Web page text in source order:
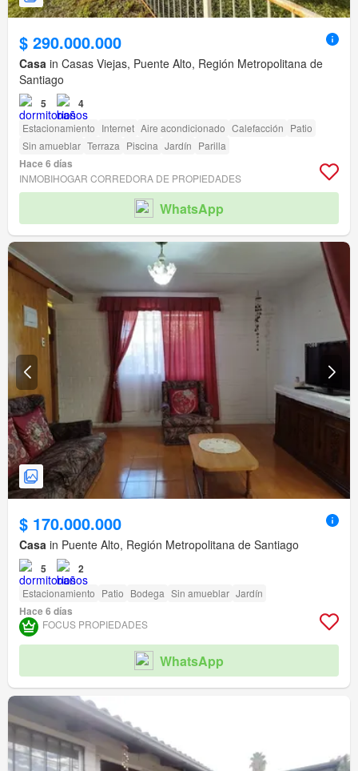
$ 290.000.000
Casa in Casas Viejas, Puente Alto, Región Metropolitana de
Santiago
5 4
Estacionamiento Internet Aire acondicionado Calefacción Patio
Sin amueblar Terraza Piscina Jardín Parilla
Hace 6 días
INMOBIHOGAR CORREDORA DE PROPIEDADES
WhatsApp
$ 170.000.000
Casa in Puente Alto, Región Metropolitana de Santiago
5 2
Estacionamiento Patio Bodega Sin amueblar Jardín
Hace 6 días
FOCUS PROPIEDADES
WhatsApp